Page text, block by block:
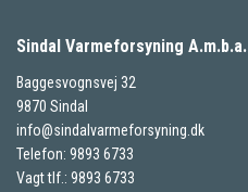
Sindal Varmeforsyning A.m.b.a.
Baggesvognsvej 32
9870 Sindal
info@sindalvarmeforsyning.dk
Telefon: 9893 6733
Vagt tlf.: 9893 6733